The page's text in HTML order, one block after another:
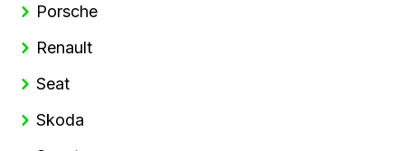
Porsche
Renault
Seat
Skoda